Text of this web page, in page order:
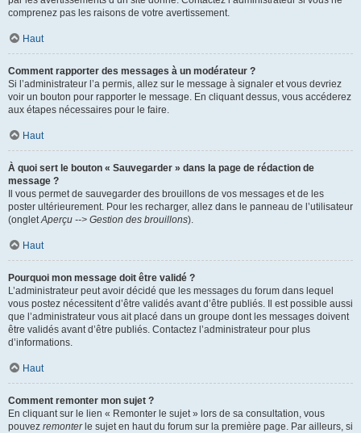
comprenez pas les raisons de votre avertissement.
Haut
Comment rapporter des messages à un modérateur ?
Si l’administrateur l’a permis, allez sur le message à signaler et vous devriez
voir un bouton pour rapporter le message. En cliquant dessus, vous accéderez
aux étapes nécessaires pour le faire.
Haut
À quoi sert le bouton « Sauvegarder » dans la page de rédaction de
message ?
Il vous permet de sauvegarder des brouillons de vos messages et de les
poster ultérieurement. Pour les recharger, allez dans le panneau de l’utilisateur
(ongletAperçu --> Gestion des brouillons).
Haut
Pourquoi mon message doit être validé ?
L’administrateur peut avoir décidé que les messages du forum dans lequel
vous postez nécessitent d’être validés avant d’être publiés. Il est possible aussi
que l’administrateur vous ait placé dans un groupe dont les messages doivent
être validés avant d’être publiés. Contactez l’administrateur pour plus
d’informations.
Haut
Comment remonter mon sujet ?
En cliquant sur le lien « Remonter le sujet » lors de sa consultation, vous
pouvez remonterle sujet en haut du forum sur la première page. Par ailleurs, si